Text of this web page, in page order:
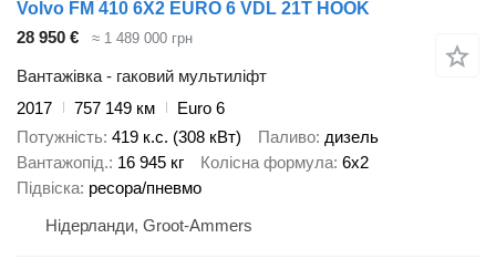
Volvo FM 410 6X2 EURO 6 VDL 21T HOOK
28 950 €
≈ 1 489 000 грн
Вантажівка - гаковий мультиліфт
2017
757 149 км
Euro 6
Потужність 419 к.с. (308 кВт) Паливо дизель
Вантажопід. 16 945 кг Колісна формула 6x2
Підвіска ресора/пневмо
Нідерланди, Groot-Ammers